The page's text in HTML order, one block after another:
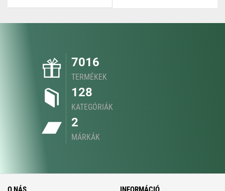
7016
TERMÉKEK
128
KATEGÓRIÁK
2
MÁRKÁK